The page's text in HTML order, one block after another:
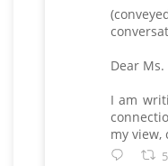
Dear
I am
my view,